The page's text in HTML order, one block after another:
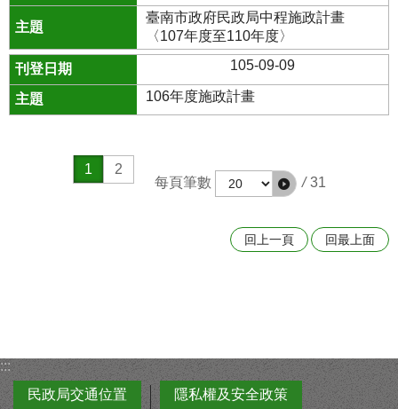
臺南市政府民政局中程施政計畫
〈107年度至110年度〉
105-09-09
106年度施政計畫
1
2
每頁筆數
/ 31
回上一頁 回最上面
:::
民政局交通位置
隱私權及安全政策